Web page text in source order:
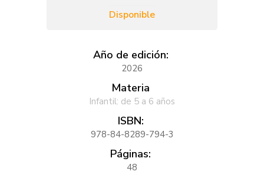
Disponible
Año de edición:
2026
Materia
Infantil: de 5 a 6 años
ISBN:
978-84-8289-794-3
Páginas:
48